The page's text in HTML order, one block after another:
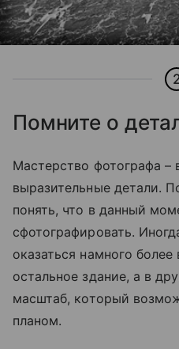
Помните о
Мастерство фотографа –
выразительные детали.
понять, что в данный
сфотографировать.
оказаться намного
остальное здание, а в
масштаб, который
планом.